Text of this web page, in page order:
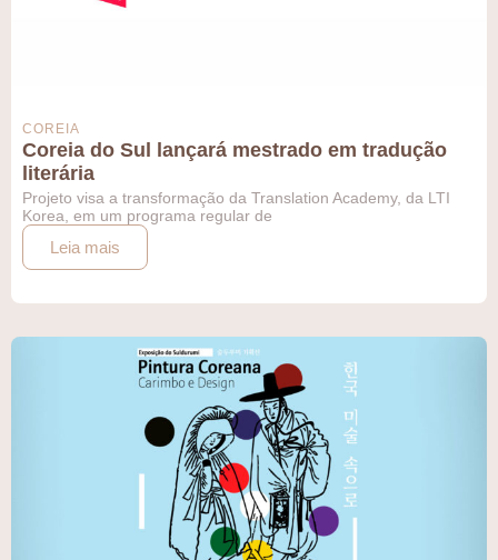
COREIA
Coreia do Sul lançará mestrado em tradução
literária
Projeto visa a transformação da Translation Academy, da LTI
Korea, em um programa regular de
Leia mais